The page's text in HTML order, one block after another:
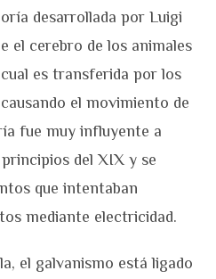
desarrollada por Luigi
el cerebro de los animales
es transferida por los
el movimiento de
fue muy influyente a
del XIX y se
que intentaban
mediante electricidad.
el galvanismo está ligado